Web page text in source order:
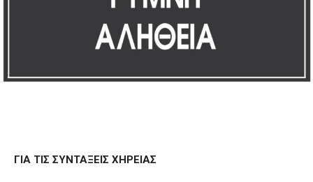
ΓΙΑ ΤΙΣ ΣΥΝΤΑΞΕΙΣ ΧΗΡΕΙΑΣ